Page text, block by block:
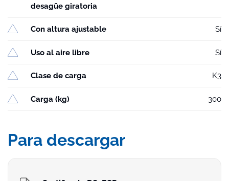
desagüe giratoria
Con altura ajustable Sí
Uso al aire libre Sí
Clase de carga K3
Carga (kg) 300
Para descargar